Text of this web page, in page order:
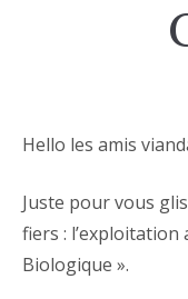
Hello les amis
Juste pour vous
fiers :
Biologique ».